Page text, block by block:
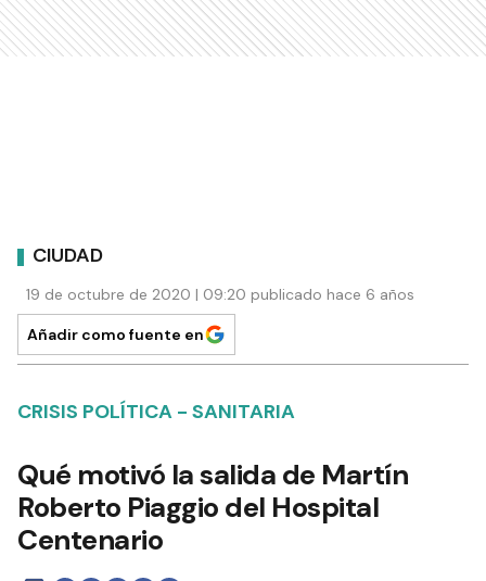
CIUDAD
19 de octubre de 2020 | 09:20 publicado hace 6 años
Añadir como fuente en
CRISIS POLÍTICA - SANITARIA
Qué motivó la salida de Martín
Roberto Piaggio del Hospital
Centenario